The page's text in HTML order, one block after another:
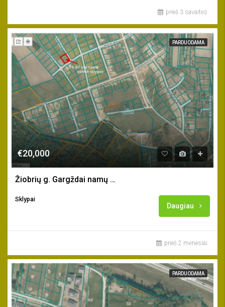
prieš 3 savaitės
PARDUODAMA
€20,000
Žiobrių g. Gargždai namų valdos sklypas
Sklypai
Daugiau
prieš 2 mėnesiai
PARDUODAMA